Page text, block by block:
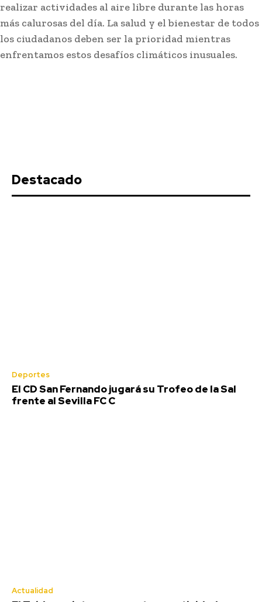
realizar actividades al aire libre durante las horas
más calurosas del día. La salud y el bienestar de todos
los ciudadanos deben ser la prioridad mientras
enfrentamos estos desafíos climáticos inusuales.
Destacado
Deportes
El CD San Fernando jugará su Trofeo de la Sal
frente al Sevilla FC C
Actualidad